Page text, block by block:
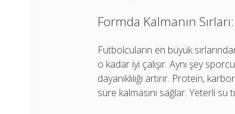
Formda Kalmanın
Futbolcuların en büyük
o kadar iyi çalışır. Aynı şey
dayanıklılığı artırır. Protein,
süre kalmasını sağlar. Yeterli